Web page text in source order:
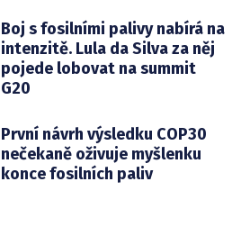
Boj s fosilními palivy nabírá na
intenzitě. Lula da Silva za něj
pojede lobovat na summit
G20
První návrh výsledku COP30
nečekaně oživuje myšlenku
konce fosilních paliv